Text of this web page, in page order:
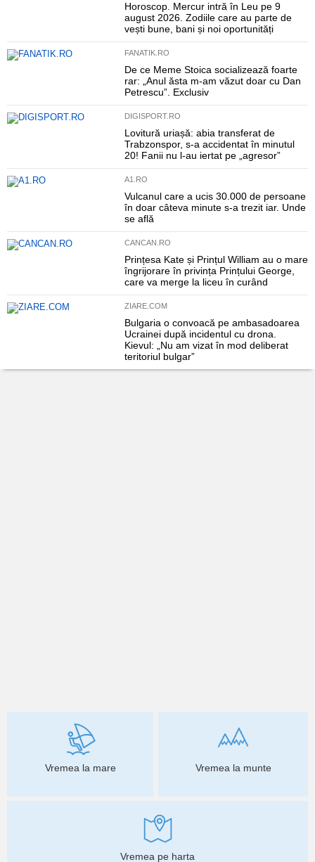
Horoscop. Mercur intră în Leu pe 9
august 2026. Zodiile care au parte de
vești bune, bani și noi oportunități
FANATIK.RO
De ce Meme Stoica socializează foarte
rar: „Anul ăsta m-am văzut doar cu Dan
Petrescu”. Exclusiv
DIGISPORT.RO
Lovitură uriașă: abia transferat de
Trabzonspor, s-a accidentat în minutul
20! Fanii nu l-au iertat pe „agresor”
A1.RO
Vulcanul care a ucis 30.000 de persoane
în doar câteva minute s-a trezit iar. Unde
se află
CANCAN.RO
Prințesa Kate și Prințul William au o mare
îngrijorare în privința Prințului George,
care va merge la liceu în curând
ZIARE.COM
Bulgaria o convoacă pe ambasadoarea
Ucrainei după incidentul cu drona.
Kievul: „Nu am vizat în mod deliberat
teritoriul bulgar”
Vremea la mare Vremea la munte
Vremea pe harta